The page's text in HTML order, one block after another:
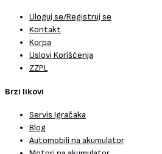
Uloguj se/Registruj se
Kontakt
Korpa
Uslovi Korišćenja
ZZPL
Brzi likovi
Servis Igračaka
Blog
Automobili na akumulator